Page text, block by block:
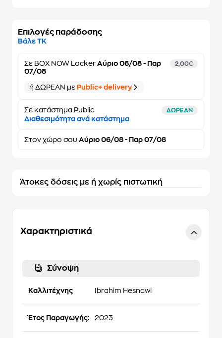
Επιλογές παράδοσης
Βάλε ΤΚ
Σε BOX NOW Locker Αύριο 06/08 - Παρ
07/08
2,00€
ή ΔΩΡΕΑΝ με Public+ delivery
Σε κατάστημα Public ΔΩΡΕΑΝ
Διαθεσιμότητα ανά κατάστημα
Στον χώρο σου Αύριο 06/08 - Παρ 07/08
Άτοκες δόσεις με ή χωρίς πιστωτική
Χαρακτηριστικά
Σύνοψη
Καλλιτέχνης Ibrahim Hesnawi
Έτος Παραγωγής: 2023